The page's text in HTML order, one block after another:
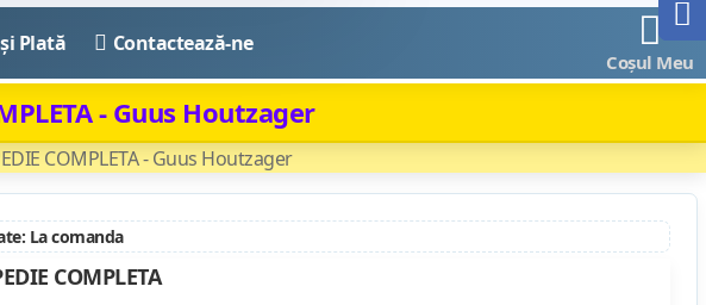
Plată Contactează-ne
Coșul Meu
COMPLETA - Guus Houtzager
- Guus Houtzager
La comanda
COMPLETA